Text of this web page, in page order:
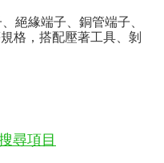
絕緣端子、銅管端子、
格，搭配壓著工具、剝
尋項目